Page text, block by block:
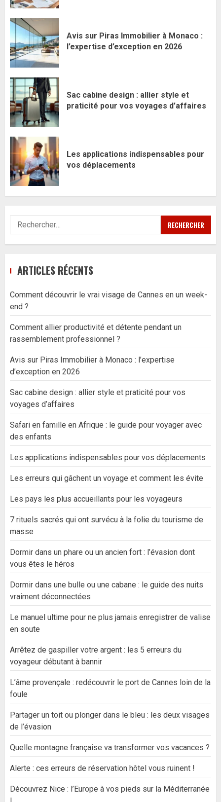
Avis sur Piras Immobilier à Monaco :
l’expertise d’exception en 2026
Sac cabine design : allier style et
praticité pour vos voyages d’affaires
Les applications indispensables pour
vos déplacements
Rechercher :
ARTICLES RÉCENTS
Comment découvrir le vrai visage de Cannes en un week-
end ?
Comment allier productivité et détente pendant un
rassemblement professionnel ?
Avis sur Piras Immobilier à Monaco : l’expertise
d’exception en 2026
Sac cabine design : allier style et praticité pour vos
voyages d’affaires
Safari en famille en Afrique : le guide pour voyager avec
des enfants
Les applications indispensables pour vos déplacements
Les erreurs qui gâchent un voyage et comment les évite
Les pays les plus accueillants pour les voyageurs
7 rituels sacrés qui ont survécu à la folie du tourisme de
masse
Dormir dans un phare ou un ancien fort : l’évasion dont
vous êtes le héros
Dormir dans une bulle ou une cabane : le guide des nuits
vraiment déconnectées
Le manuel ultime pour ne plus jamais enregistrer de valise
en soute
Arrêtez de gaspiller votre argent : les 5 erreurs du
voyageur débutant à bannir
L’âme provençale : redécouvrir le port de Cannes loin de la
foule
Partager un toit ou plonger dans le bleu : les deux visages
de l’évasion
Quelle montagne française va transformer vos vacances ?
Alerte : ces erreurs de réservation hôtel vous ruinent !
Découvrez Nice : l’Europe à vos pieds sur la Méditerranée